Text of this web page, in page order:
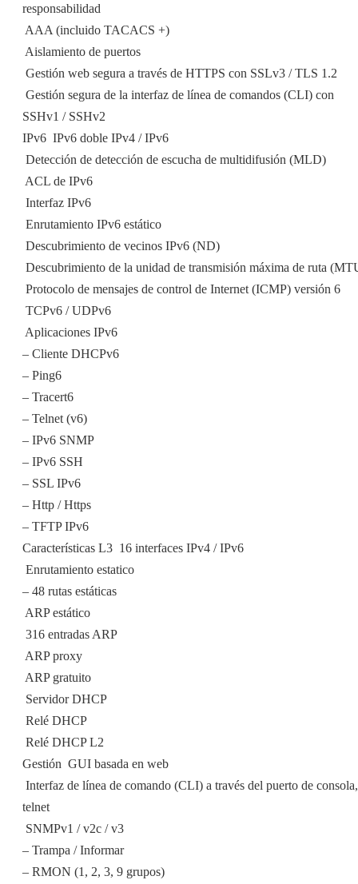
responsabilidad
 AAA (incluido TACACS +)
 Aislamiento de puertos
 Gestión web segura a través de HTTPS con SSLv3 / TLS 1.2
 Gestión segura de la interfaz de línea de comandos (CLI) con
SSHv1 / SSHv2
IPv6  IPv6 doble IPv4 / IPv6
 Detección de detección de escucha de multidifusión (MLD)
 ACL de IPv6
 Interfaz IPv6
 Enrutamiento IPv6 estático
 Descubrimiento de vecinos IPv6 (ND)
 Descubrimiento de la unidad de transmisión máxima de ruta
 Protocolo de mensajes de control de Internet (ICMP) versión 6
 TCPv6 / UDPv6
 Aplicaciones IPv6
– Cliente DHCPv6
– Ping6
– Tracert6
– Telnet (v6)
– IPv6 SNMP
– IPv6 SSH
– SSL IPv6
– Http / Https
– TFTP IPv6
Características L3  16 interfaces IPv4 / IPv6
 Enrutamiento estatico
– 48 rutas estáticas
 ARP estático
 316 entradas ARP
 ARP proxy
 ARP gratuito
 Servidor DHCP
 Relé DHCP
 Relé DHCP L2
Gestión  GUI basada en web
 Interfaz de línea de comando (CLI) a través del puerto de consola,
telnet
 SNMPv1 / v2c / v3
– Trampa / Informar
– RMON (1, 2, 3, 9 grupos)